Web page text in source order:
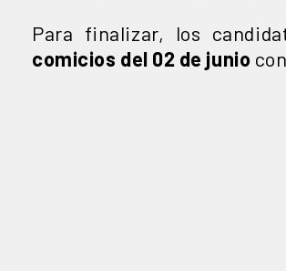
Para finalizar, los
comicios del 02 de junio